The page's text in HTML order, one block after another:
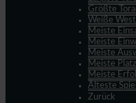
Größte
Weiße
Meiste
Meiste
Meiste
Meiste
Meiste
Älteste
Zurück